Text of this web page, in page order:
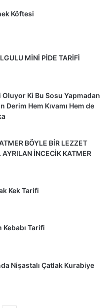
Köftesi
MİNİ PİDE TARİFİ
Ki Bu Sosu Yapmadan
Derim Hem Kıvamı Hem de
BÖYLE BİR LEZZET
AYRILAN İNCECİK KATMER
Kek Tarifi
Kebabı Tarifi
Nişastalı Çatlak Kurabiye